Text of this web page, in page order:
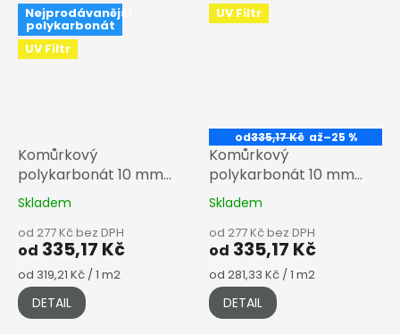
Nejprodávanější
polykarbonát
UV Filtr
Komůrkový
polykarbonát 10 mm
bronz
Skladem
od 277 Kč bez DPH
od 335,17 Kč
Měrná
cena:
od 319,21 Kč / 1 m2
DETAIL
UV Filtr
od335,17 Kč až–25 %
Komůrkový
polykarbonát 10 mm
opál
Skladem
od 277 Kč bez DPH
od 335,17 Kč
Měrná
cena:
od 281,33 Kč / 1 m2
DETAIL